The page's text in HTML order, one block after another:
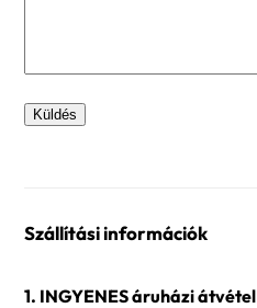
Szállítási információk
1. INGYENES áruházi átvétel